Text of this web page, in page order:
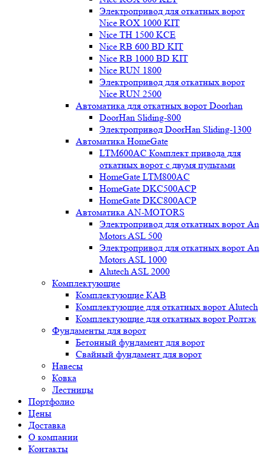
Электропривод для откатных ворот
Nice ROX 1000 KIT
Nice TH 1500 KCE
Nice RB 600 BD KIT
Nice RB 1000 BD KIT
Nice RUN 1800
Электропривод для откатных ворот
Nice RUN 2500
Автоматика для откатных ворот Doorhan
DoorHan Sliding-800
Электропривод DoorHan Sliding-1300
Автоматика HomeGate
LTM600AC Комплект привода для
откатных ворот с двумя пультами
HomeGate LTM800AC
HomeGate DKC500ACP
HomeGate DKC800ACP
Автоматика AN-MOTORS
Электропривод для откатных ворот An
Motors ASL 500
Электропривод для откатных ворот An
Motors ASL 1000
Alutech ASL 2000
Комплектующие
Комплектующие КАВ
Комплектующие для откатных ворот Alutech
Комплектующие для откатных ворот Ролтэк
Фундаменты для ворот
Бетонный фундамент для ворот
Свайный фундамент для ворот
Навесы
Ковка
Лестницы
Портфолио
Цены
Доставка
О компании
Контакты